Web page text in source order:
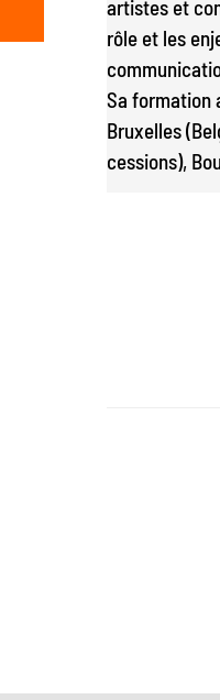
artistes et
rôle et les
Sa formation
Bruxelles
cessions),